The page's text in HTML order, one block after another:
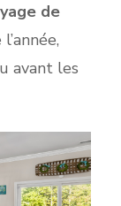
de
avant les